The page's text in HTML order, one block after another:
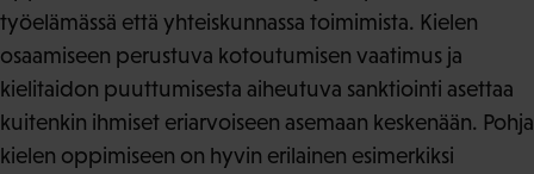
työelämässä että yhteiskunnassa toimimista. Kielen
osaamiseen perustuva kotoutumisen vaatimus ja
kielitaidon puuttumisesta aiheutuva sanktiointi asettaa
kuitenkin ihmiset eriarvoiseen asemaan keskenään. Pohja
kielen oppimiseen on hyvin erilainen esimerkiksi